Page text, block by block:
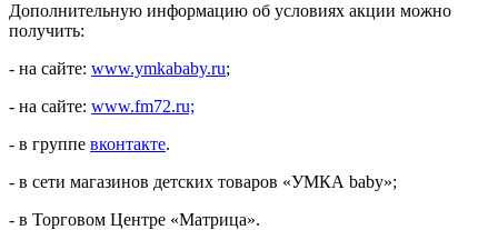
Дополнительную информацию об условиях акции можно
получить:
- на сайте: www.ymkababy.ru;
- на сайте: www.fm72.ru;
- в группе вконтакте.
- в сети магазинов детских товаров «УМКА baby»;
- в Торговом Центре «Матрица».